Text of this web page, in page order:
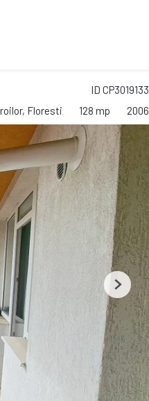
ID CP3019133
Floresti 128 mp 2006
Next